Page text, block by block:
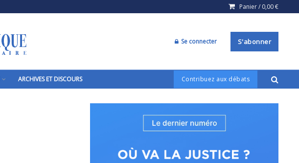
Panier / 0,00€
Se connecter S'abonner
ARCHIVES ET DISCOURS Contribuez aux débats